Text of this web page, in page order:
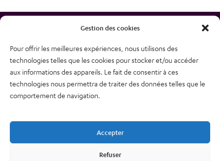
Gestion des cookies
Pour offrir les meilleures expériences, nous utilisons des
technologies telles que les cookies pour stocker et/ou accéder
aux informations des appareils. Le fait de consentir à ces
technologies nous permettra de traiter des données telles que le
comportement de navigation.
Accepter
Refuser
38, rue des Bourdonnais
Tél : 01 48 74 04 82
Nous contacter
Mentions légales – CGU